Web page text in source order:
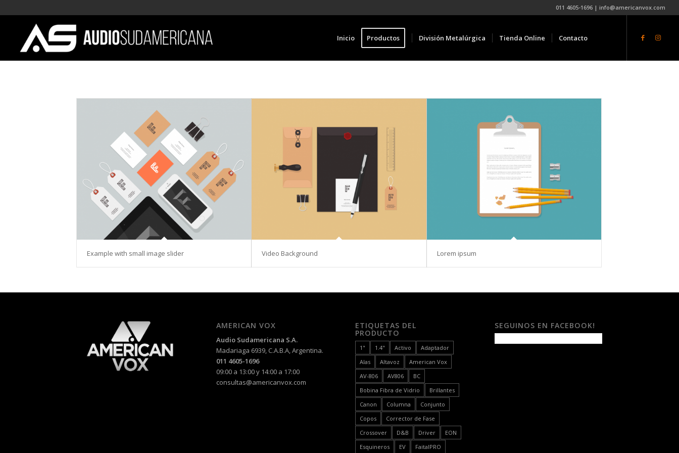
011 4605-1696 | info@americanvox.com
Inicio Productos División Metalúrgica Tienda Online Contacto
Example with small image slider Video Background Lorem ipsum
AMERICAN VOX
Audio Sudamericana S.A.
Madariaga 6939, C.A.B.A, Argentina.
011 4605-1696
09:00 a 13:00 y 14:00 a 17:00
consultas@americanvox.com
ETIQUETAS DEL
PRODUCTO
1" 1.4" Activo
Adaptador
Alas
Altavoz
American Vox
AV-806
AV806
BC
Bobina Fibra de Vidrio
Brillantes
Canon
Columna
Conjunto
Copos
Corrector de Fase
Crossover
D&B Driver
EON
Esquineros
EV FaitalPRO
SEGUINOS EN FACEBOOK!